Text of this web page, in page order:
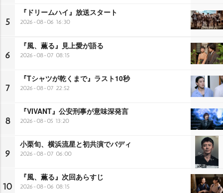
5
『ドリームハイ』放送スタート
2026-08-06 16:30
6
『風、薫る』見上愛が語る
2026-08-07 08:15
7
『Tシャツが乾くまで』ラスト10秒
2026-08-07 22:52
8
『VIVANT』公安刑事が意味深発言
2026-08-05 13:20
9
小栗旬、横浜流星と初共演でバディ
2026-08-07 06:00
10
『風、薫る』次回あらすじ
2026-08-06 08:15